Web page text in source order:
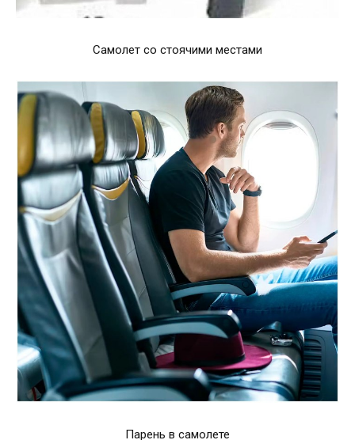
Самолет со стоячими местами
Парень в самолете